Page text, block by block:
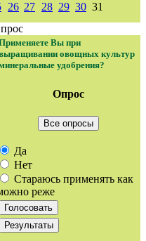
26 27 28 29 30 31
Вы при
овощных культур
удобрения?
Опрос
Все опросы
Да
Нет
Стараюсь применять как
реже